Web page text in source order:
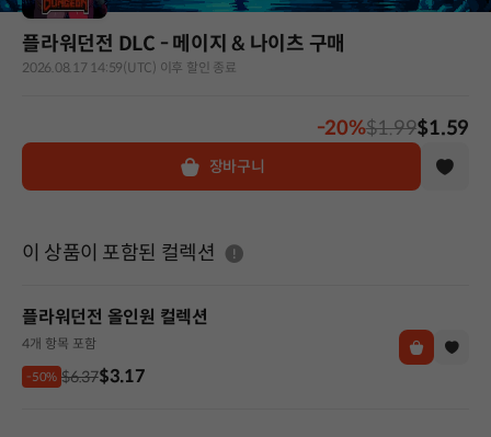
플라워던전 DLC - 메이지 & 나이츠 구매
2026.08.17 14:59(UTC) 이후 할인 종료
-20%$1.99$1.59
장바구니
이 상품이 포함된 컬렉션 도움말
플라워던전 올인원 컬렉션
4개 항목 포함
-50% $6.37$3.17